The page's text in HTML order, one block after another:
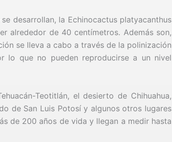
desarrollan, la Echinocactus platyacanthus
alrededor de 40 centímetros. Además son,
se lleva a cabo a través de la polinización
lo que no pueden reproducirse a un nivel
Teotitlán, el desierto de Chihuahua,
de San Luis Potosí y algunos otros lugares
de 200 años de vida y llegan a medir hasta